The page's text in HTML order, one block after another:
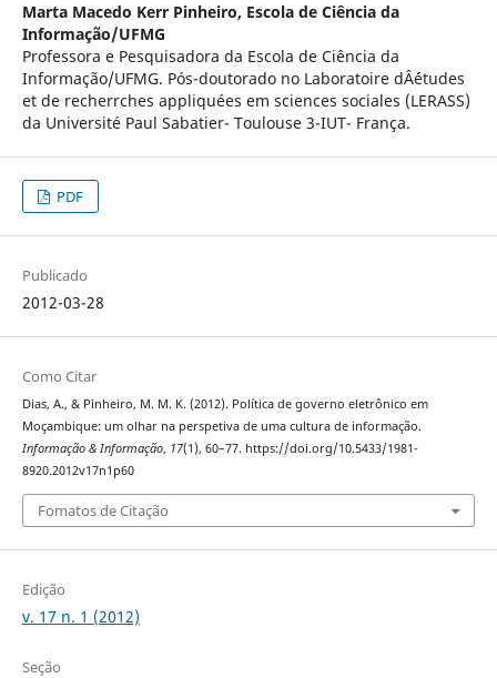
Marta Macedo Kerr Pinheiro, Escola de Ciência da
Informação/UFMG
Professora e Pesquisadora da Escola de Ciência da
Informação/UFMG. Pós-doutorado no Laboratoire dÂ´études
et de recherrches appliquées em sciences sociales (LERASS)
da Université Paul Sabatier- Toulouse 3-IUT- França.
PDF
Publicado
2012-03-28
Como Citar
Dias, A., & Pinheiro, M. M. K. (2012). Política de governo eletrônico em
Moçambique: um olhar na perspetiva de uma cultura de informação.
Informação & Informação, 17(1), 60–77. https://doi.org/10.5433/1981-
8920.2012v17n1p60
Fomatos de Citação
Edição
v. 17 n. 1 (2012)
Seção